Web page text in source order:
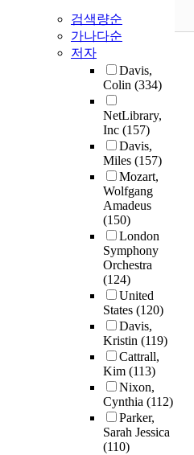
검색량순
가나다순
저자
Davis,
Colin (334)
NetLibrary,
Inc (157)
Davis,
Miles (157)
Mozart,
Wolfgang
Amadeus
(150)
London
Symphony
Orchestra
(124)
United
States (120)
Davis,
Kristin (119)
Cattrall,
Kim (113)
Nixon,
Cynthia (112)
Parker,
Sarah Jessica
(110)